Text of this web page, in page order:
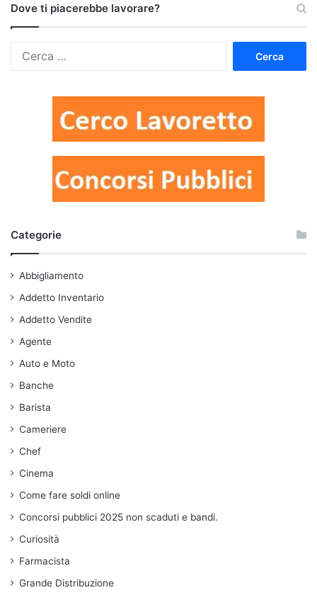
Dove ti piacerebbe lavorare?
Categorie
Abbigliamento
Addetto Inventario
Addetto Vendite
Agente
Auto e Moto
Banche
Barista
Cameriere
Chef
Cinema
Come fare soldi online
Concorsi pubblici 2025 non scaduti e bandi.
Curiosità
Farmacista
Grande Distribuzione